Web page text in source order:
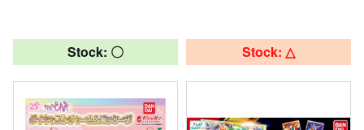
Stock: 〇 Stock: △